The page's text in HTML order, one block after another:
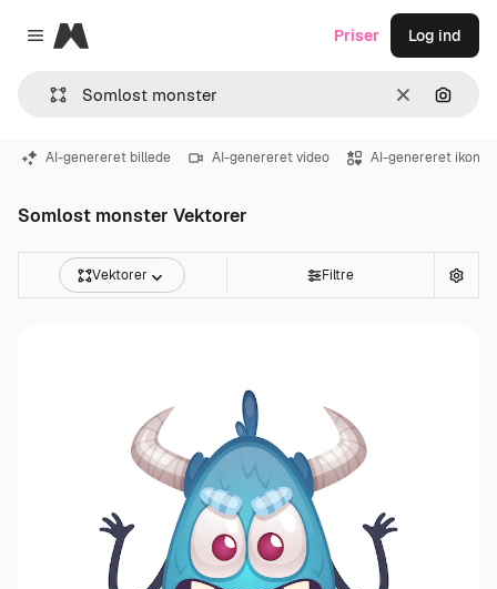
Close menu
Magnific
Klar Søg
Priser Log ind
AI-genereret billede AI-genereret video AI-genereret ikon
Somlost monster Vektorer
Vektorer Filtre